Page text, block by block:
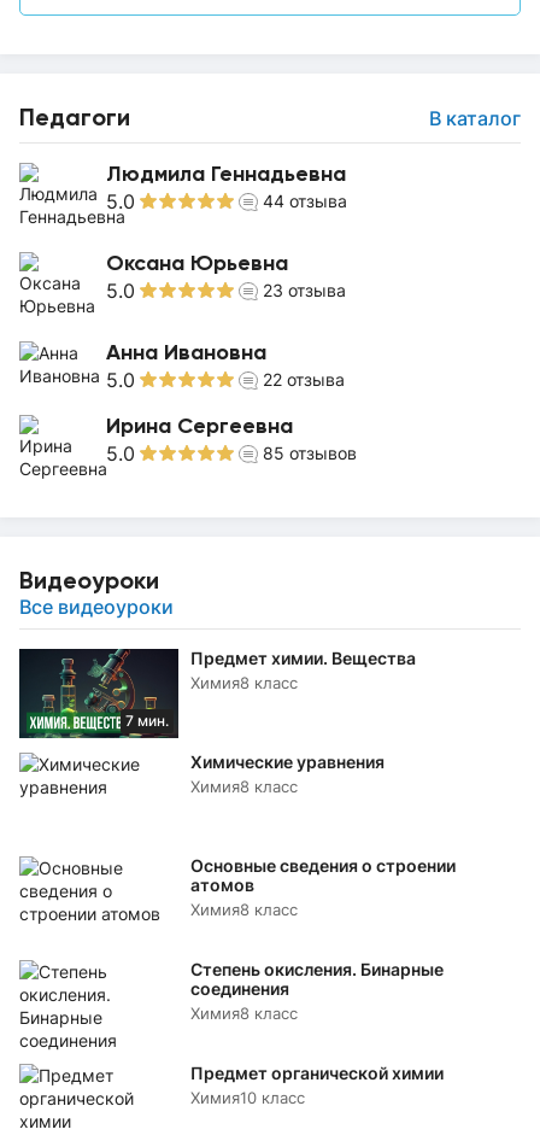
Педагоги В каталог
Людмила Геннадьевна
5.0 44 отзыва
Оксана Юрьевна
5.0 23 отзыва
Анна Ивановна
5.0 22 отзыва
Ирина Сергеевна
5.0 85 отзывов
Видеоуроки
Все видеоуроки
7 мин.
Предмет химии. Вещества
Химия8 класс
Химические уравнения
Химия8 класс
Основные сведения о строении
атомов
Химия8 класс
Степень окисления. Бинарные
соединения
Химия8 класс
Предмет органической химии
Химия10 класс